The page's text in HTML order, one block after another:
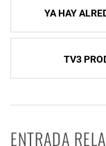
de
entradas
YA HAY
TV3
ENTRADA